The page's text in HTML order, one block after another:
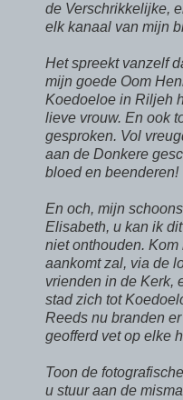
de Verschrikkelijke,
elk kanaal van mijn
Het spreekt vanzelf
mijn goede Oom
Koedoeloe in Riljeh
lieve vrouw. En ook
gesproken. Vol
aan de Donkere
bloed en beenderen!
En och, mijn
Elisabeth, u kan ik
niet onthouden.
aankomt zal, via de
vrienden in de Kerk,
stad zich tot
Reeds nu branden
geofferd vet op elke
Toon de
u stuur aan de